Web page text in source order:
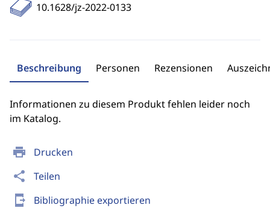
print Drucken
share Teilen
send_to_mobile Bibliographie exportieren
10.1628/jz-2022-0133
Beschreibung Personen Rezensionen
Informationen zu diesem Produkt fehlen leider noch
im Katalog.